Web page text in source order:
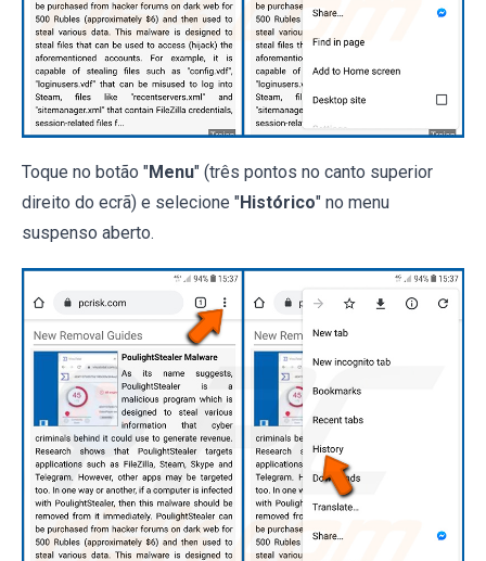
Toque no botão "Menu" (três pontos no canto superior
direito do ecrã) e selecione "Histórico" no menu
suspenso aberto.